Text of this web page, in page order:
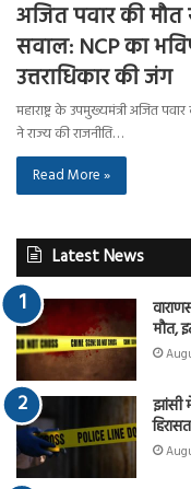
अजित पवार की मौत
सवाल: NCP का
उत्तराधिकार की जंग
महाराष्ट्र के उपमुख्यमंत्री अजित
ने राज्य की राजनीति…
Read More »
Latest News
मौत,
झांसी